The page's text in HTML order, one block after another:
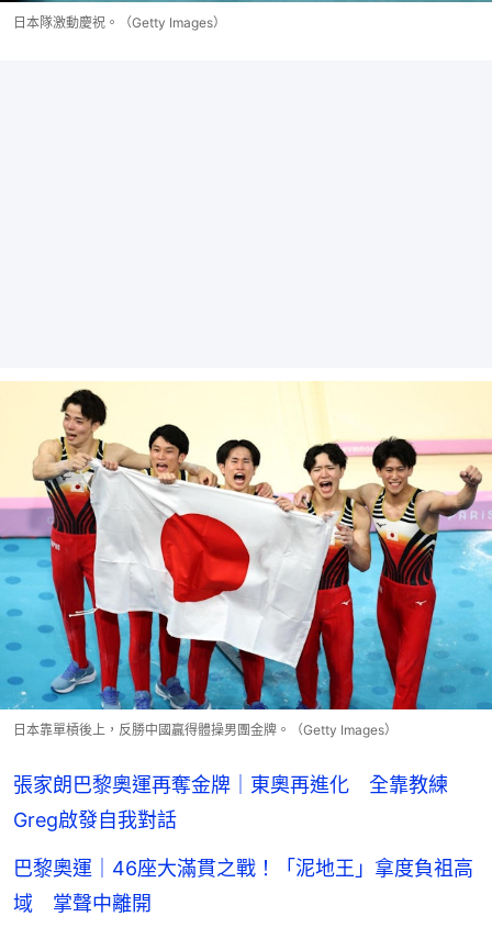
日本隊激動慶祝。（Getty Images）
日本靠單槓後上，反勝中國贏得體操男團金牌。（Getty Images）
張家朗巴黎奧運再奪金牌｜東奧再進化 全靠教練
Greg啟發自我對話
巴黎奧運｜46座大滿貫之戰！「泥地王」拿度負祖高
域 掌聲中離開